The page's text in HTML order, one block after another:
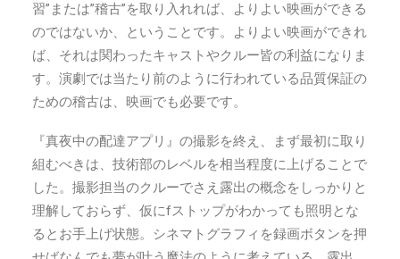
習”または”稽古”を取り入れれば、よりよい映画ができる
のではないか、ということです。よりよい映画ができれ
ば、それは関わったキャストやクルー皆の利益になりま
す。演劇では当たり前のように行われている品質保証の
ための稽古は、映画でも必要です。
『真夜中の配達アプリ』の撮影を終え、まず最初に取り
組むべきは、技術部のレベルを相当程度に上げることで
した。撮影担当のクルーでさえ露出の概念をしっかりと
理解しておらず、仮にfストップがわかっても照明とな
るとお手上げ状態。シネマトグラフィを録画ボタンを押